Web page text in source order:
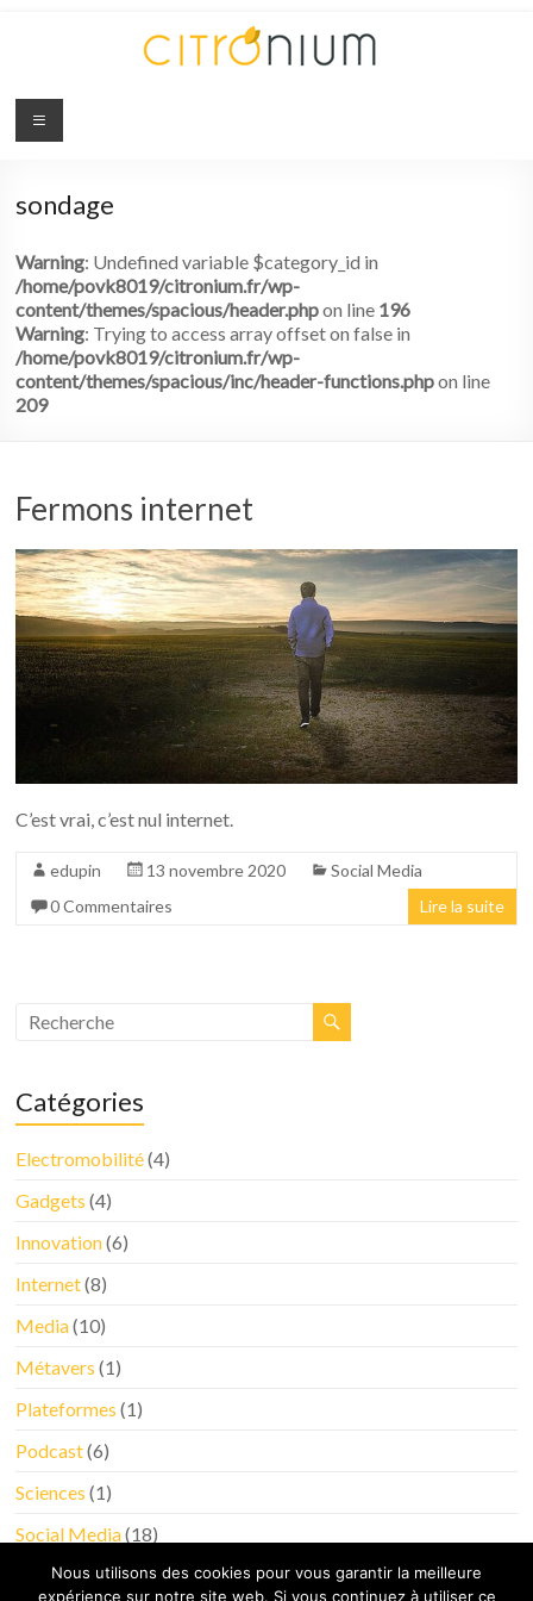
Citronium
Abonnez-
à
sondage
Warning: Undefined variable $category_id in
/home/povk8019/citronium.fr/wp-
content/themes/spacious/header.phpon line 196
Warning: Trying to access array offset on false in
/home/povk8019/citronium.fr/wp-
content/themes/spacious/inc/header-functions.phpon line
209
Fermons internet
C’est vrai, c’est nul internet.
edupin 13 novembre 2020
Social Media
0 Commentaires
Lire la suite
Catégories
Electromobilité(4)
Gadgets (4)
Innovation(6)
Internet(8)
Media(10)
Métavers (1)
Plateformes (1)
Podcast(6)
Sciences (1)
Social Media(18)
Tableau de bord(4)
Nous utilisons des cookies pour vous garantir la meilleure
expérience sur notre site web. Si vous continuez à utiliser ce